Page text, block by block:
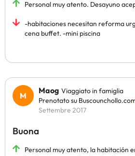
Personal muy atento. Desayuno
-habitaciones necesitan reforma
cena buffet. -mini piscina
Maog Viaggiato in famiglia
Prenotato su
Settembre 2017
Buona
Personal muy atento, la habitación